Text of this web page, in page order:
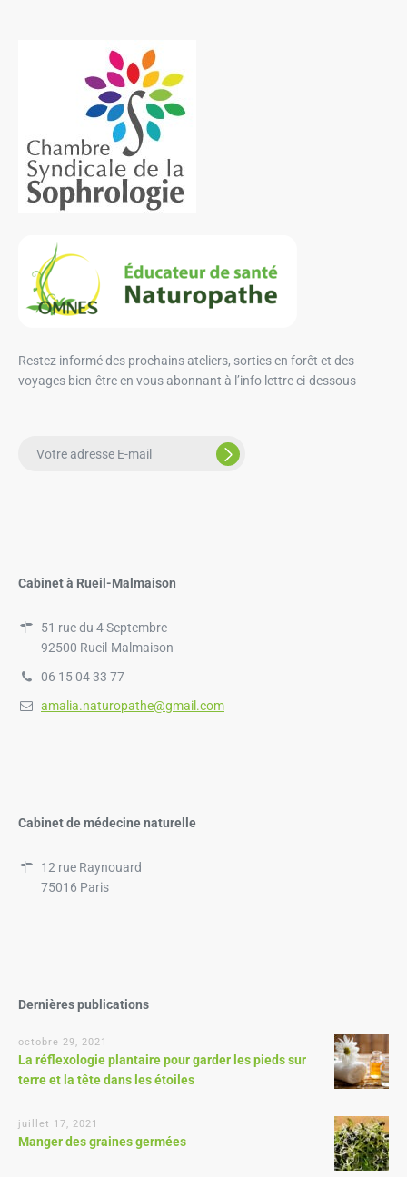
Restez informé des prochains ateliers, sorties en forêt et des
voyages bien-être en vous abonnant à l’info lettre ci-dessous
Cabinet à Rueil-Malmaison
51 rue du 4 Septembre
92500 Rueil-Malmaison
06 15 04 33 77
amalia.naturopathe@gmail.com
Cabinet de médecine naturelle
12 rue Raynouard
75016 Paris
Dernières publications
octobre 29, 2021
La réflexologie plantaire pour garder les pieds sur
terre et la tête dans les étoiles
juillet 17, 2021
Manger des graines germées